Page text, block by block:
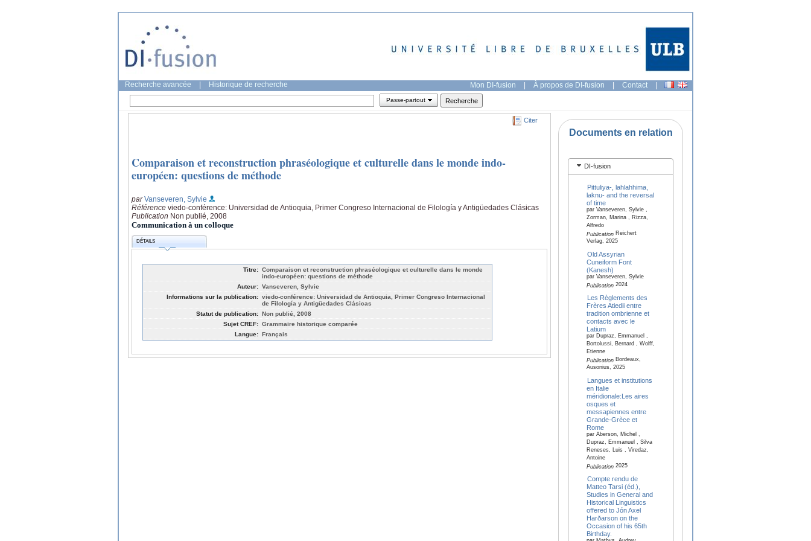
Recherche avancée Historique de recherche Mon DI-fusion | À propos de DI-fusion | Contact |
Passe-partout
Citer
Comparaison et reconstruction phraséologique et culturelle dans le monde indo-
européen: questions de méthode
parVanseveren, Sylvie
Référence viedo-conférence: Universidad de Antioquia, Primer Congreso Internacional de Filología y Antigüedades Clásicas
Publication Non publié, 2008
Communication à un colloque
DÉTAILS
Titre: Comparaison et reconstruction phraséologique et culturelle dans le monde
indo-européen: questions de méthode
Auteur: Vanseveren, Sylvie
Informations sur la publication: viedo-conférence: Universidad de Antioquia, Primer Congreso Internacional
de Filología y Antigüedades Clásicas
Statut de publication: Non publié, 2008
Sujet CREF: Grammaire historique comparée
Langue: Français
Documents en relation
DI-fusion
Pittuliya-, lahlahhima,
laknu- and the reversal
of time
par Vanseveren, Sylvie ,
Zorman, Marina , Rizza,
Alfredo
PublicationReichert
Verlag, 2025
Old Assyrian
Cuneiform Font
(Kanesh)
par Vanseveren, Sylvie
Publication2024
Les Règlements des
Frères Atiedii entre
tradition ombrienne et
contacts avec le
Latium
par Dupraz, Emmanuel ,
Bortolussi, Bernard , Wolff,
Etienne
PublicationBordeaux,
Ausonius, 2025
Langues et institutions
en Italie
méridionale:Les aires
osques et
messapiennes entre
Grande-Grèce et
Rome
par Aberson, Michel ,
Dupraz, Emmanuel , Silva
Reneses, Luis , Viredaz,
Antoine
Publication2025
Compte rendu de
Matteo Tarsi (éd.),
Studies in General and
Historical Linguistics
offered to Jón Axel
Harðarson on the
Occasion of his 65th
Birthday.